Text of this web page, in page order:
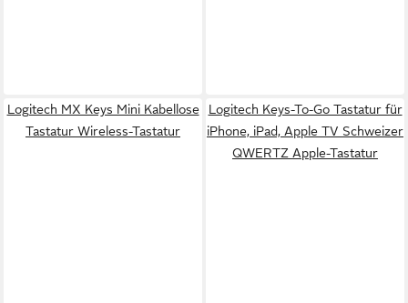
Logitech MX Keys Mini Kabellose
Tastatur Wireless-Tastatur
Logitech Keys-To-Go Tastatur für
iPhone, iPad, Apple TV Schweizer
QWERTZ Apple-Tastatur